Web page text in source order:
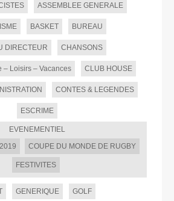
ASSEMBLEE GENERALE
BASKET BUREAU
DIRECTEUR CHANSONS
– Loisirs – Vacances CLUB HOUSE
CONTES & LEGENDES
ESCRIME
EVENEMENTIEL
COUPE DU MONDE DE RUGBY
FESTIVITES
GENERIQUE GOLF